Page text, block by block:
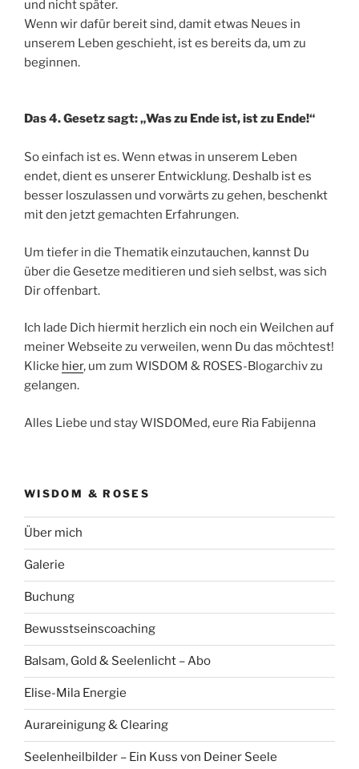
und nicht später.
Wenn wir dafür bereit sind, damit etwas Neues in
unserem Leben geschieht, ist es bereits da, um zu
beginnen.
Das 4. Gesetz sagt: „Was zu Ende ist, ist zu Ende!“
So einfach ist es. Wenn etwas in unserem Leben
endet, dient es unserer Entwicklung. Deshalb ist es
besser loszulassen und vorwärts zu gehen, beschenkt
mit den jetzt gemachten Erfahrungen.
Um tiefer in die Thematik einzutauchen, kannst Du
über die Gesetze meditieren und sieh selbst, was sich
Dir offenbart.
Ich lade Dich hiermit herzlich ein noch ein Weilchen auf
meiner Webseite zu verweilen, wenn Du das möchtest!
Klicke hier, um zum WISDOM & ROSES-Blogarchiv zu
gelangen.
Alles Liebe und stay WISDOMed, eure Ria Fabijenna
WISDOM & ROSES
Über mich
Galerie
Buchung
Bewusstseinscoaching
Balsam, Gold & Seelenlicht – Abo
Elise-Mila Energie
Aurareinigung & Clearing
Seelenheilbilder – Ein Kuss von Deiner Seele